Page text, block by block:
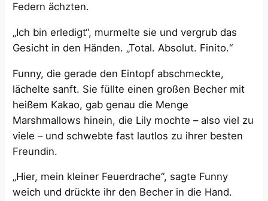
Federn ächzten.
„Ich bin erledigt“, murmelte sie und vergrub das
Gesicht in den Händen. „Total. Absolut. Finito.“
Funny, die gerade den Eintopf abschmeckte,
lächelte sanft. Sie füllte einen großen Becher mit
heißem Kakao, gab genau die Menge
Marshmallows hinein, die Lily mochte – also viel zu
viele – und schwebte fast lautlos zu ihrer besten
Freundin.
„Hier, mein kleiner Feuerdrache“, sagte Funny
weich und drückte ihr den Becher in die Hand.